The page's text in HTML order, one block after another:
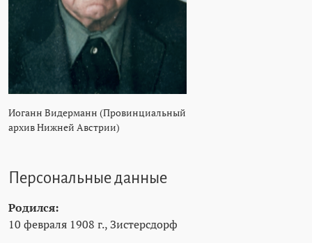
Иоганн Видерманн (Провинциальный
архив Нижней Австрии)
Персональные данные
Родился:
10 февраля 1908 г., Зистерсдорф